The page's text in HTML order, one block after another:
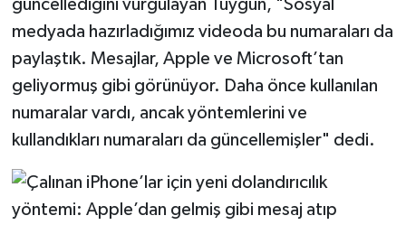
güncellediğini vurgulayan Tuyğun, "Sosyal
medyada hazırladığımız videoda bu numaraları da
paylaştık. Mesajlar, Apple ve Microsoft’tan
geliyormuş gibi görünüyor. Daha önce kullanılan
numaralar vardı, ancak yöntemlerini ve
kullandıkları numaraları da güncellemişler" dedi.